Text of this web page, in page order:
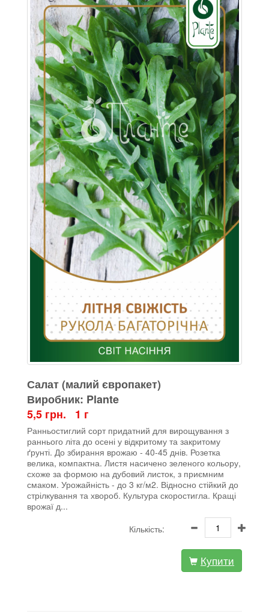
Салат (малий європакет)
Виробник: Plante
5,5 грн. 1 г
Ранньостиглий сорт придатний для вирощування з
раннього літа до осені у відкритому та закритому
ґрунті. До збирання врожаю - 40-45 днів. Розетка
велика, компактна. Листя насичено зеленого кольору,
схоже за формою на дубовий листок, з приємним
смаком. Урожайність - до 3 кг/м2. Відносно стійкий до
стрілкування та хвороб. Культура скоростигла. Кращі
врожаї д...
Кількість:
Купити